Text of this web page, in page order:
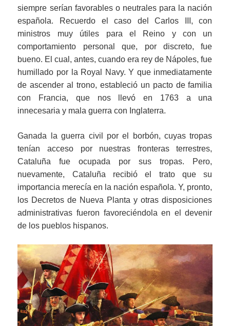
siempre serían favorables o neutrales para la nación
española. Recuerdo el caso del Carlos III, con
ministros muy útiles para el Reino y con un
comportamiento personal que, por discreto, fue
bueno. El cual, antes, cuando era rey de Nápoles, fue
humillado por la Royal Navy. Y que inmediatamente
de ascender al trono, estableció un pacto de familia
con Francia, que nos llevó en 1763 a una
innecesaria y mala guerra con Inglaterra.
Ganada la guerra civil por el borbón, cuyas tropas
tenían acceso por nuestras fronteras terrestres,
Cataluña fue ocupada por sus tropas. Pero,
nuevamente, Cataluña recibió el trato que su
importancia merecía en la nación española. Y, pronto,
los Decretos de Nueva Planta y otras disposiciones
administrativas fueron favoreciéndola en el devenir
de los pueblos hispanos.